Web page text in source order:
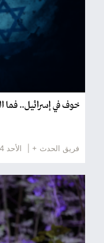
خوف في إسرائيل.. فما
فريق الحدث + | الأحد 2026/06/14